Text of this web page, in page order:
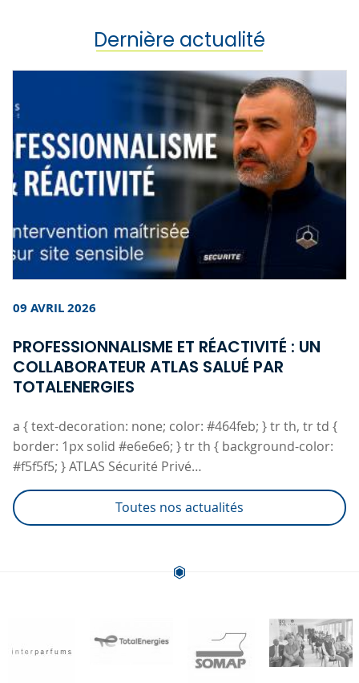
Dernière actualité
09 AVRIL 2026
PROFESSIONNALISME ET RÉACTIVITÉ : UN
COLLABORATEUR ATLAS SALUÉ PAR
TOTALENERGIES
a { text-decoration: none; color: #464feb; } tr th, tr td {
border: 1px solid #e6e6e6; } tr th { background-color:
#f5f5f5; } ATLAS Sécurité Privé…
Toutes nos actualités